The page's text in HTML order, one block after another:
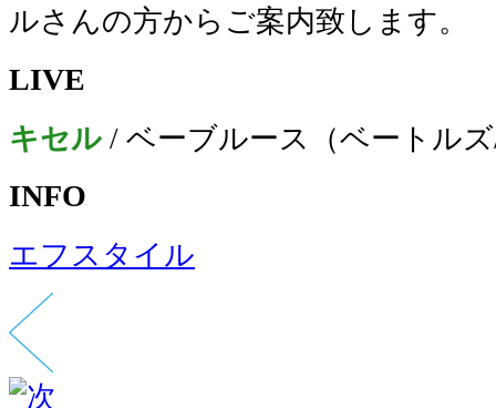
ルさんの方からご案内致します。
LIVE
キセル / ベーブルース（ベートル
INFO
エフスタイル